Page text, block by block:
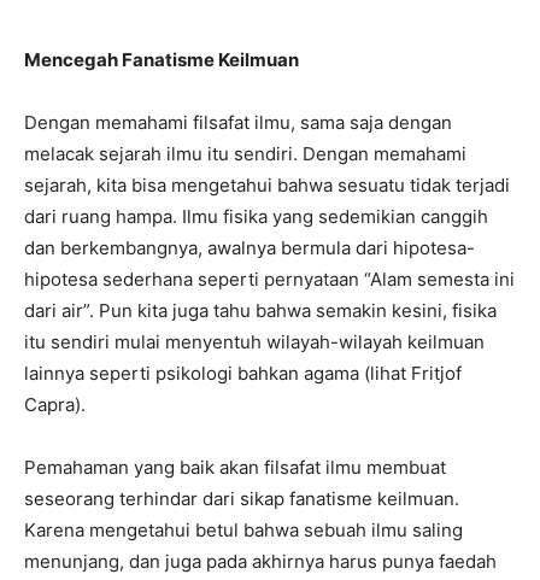
Mencegah Fanatisme Keilmuan
Dengan memahami filsafat ilmu, sama saja dengan
melacak sejarah ilmu itu sendiri. Dengan memahami
sejarah, kita bisa mengetahui bahwa sesuatu tidak terjadi
dari ruang hampa. Ilmu fisika yang sedemikian canggih
dan berkembangnya, awalnya bermula dari hipotesa-
hipotesa sederhana seperti pernyataan “Alam semesta ini
dari air”. Pun kita juga tahu bahwa semakin kesini, fisika
itu sendiri mulai menyentuh wilayah-wilayah keilmuan
lainnya seperti psikologi bahkan agama (lihat Fritjof
Capra).
Pemahaman yang baik akan filsafat ilmu membuat
seseorang terhindar dari sikap fanatisme keilmuan.
Karena mengetahui betul bahwa sebuah ilmu saling
menunjang, dan juga pada akhirnya harus punya faedah